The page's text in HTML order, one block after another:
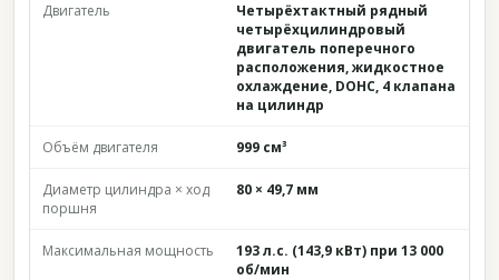
Двигатель
Четырёхтактный рядный
четырёхцилиндровый
двигатель поперечного
расположения, жидкостное
охлаждение, DOHC, 4 клапана
на цилиндр
Объём двигателя 999 см³
Диаметр цилиндра × ход
поршня
80 × 49,7 мм
Максимальная мощность
193 л.с. (143,9 кВт) при 13 000
об/мин